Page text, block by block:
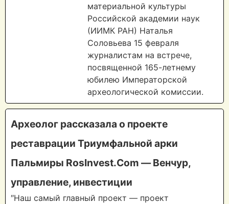
материальной культуры
Российской академии наук
(ИИМК РАН) Наталья
Соловьева 15 февраля
журналистам на встрече,
посвященной 165-летнему
юбилею Императорской
археологической комиссии.
Археолог рассказала о проекте
реставрации Триумфальной арки
Пальмиры RosInvest.Com — Венчур,
управление, инвестиции
″Наш самый главный проект — проект